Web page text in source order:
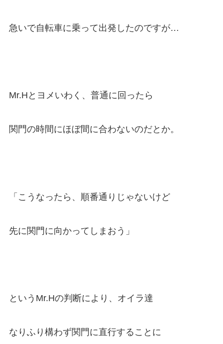
急いで自転車に乗って出発したのですが…
Mr.Hとヨメいわく、普通に回ったら
関門の時間にほぼ間に合わないのだとか。
「こうなったら、順番通りじゃないけど
先に関門に向かってしまおう」
というMr.Hの判断により、オイラ達
なりふり構わず関門に直行することに